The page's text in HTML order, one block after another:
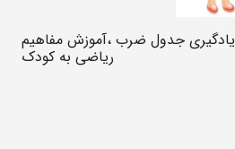
یادگیری جدول ضرب ،آموزش مفاهیم
ریاضی به کودک